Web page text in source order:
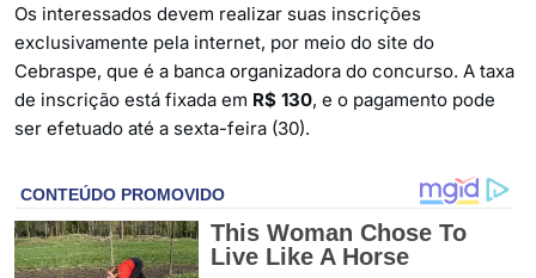
Os interessados devem realizar suas inscrições
exclusivamente pela internet, por meio do site do
Cebraspe, que é a banca organizadora do concurso. A taxa
de inscrição está fixada em R$ 130, e o pagamento pode
ser efetuado até a sexta-feira (30).